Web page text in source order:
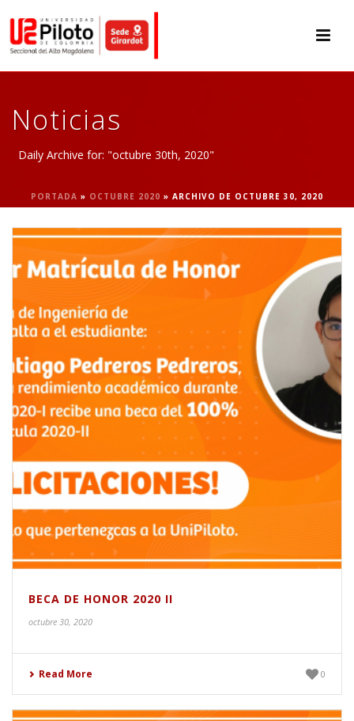
Noticias
Daily Archive for: "octubre 30th, 2020"
PORTADA » OCTUBRE 2020 » ARCHIVO DE OCTUBRE 30, 2020
BECA DE HONOR 2020 II
octubre 30, 2020
Read More 0